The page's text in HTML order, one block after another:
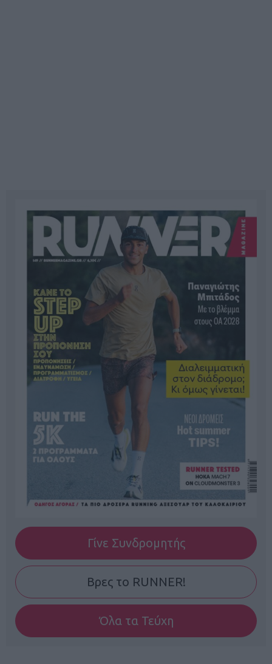
Γίνε Συνδρομητής
Βρες το RUNNER!
Όλα τα Τεύχη